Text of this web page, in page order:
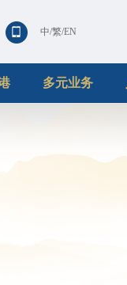
中/繁/EN
多元业务